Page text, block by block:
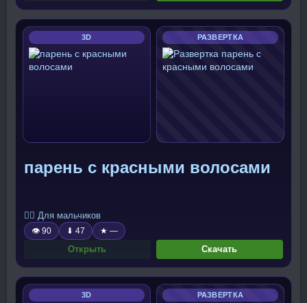
3D РАЗВЕРТКА
парень с красными волосами
🧍‍♂️ Для мальчиков
👁 90 ⬇ 47 ★ —
Открыть Скачать
3D РАЗВЕРТКА